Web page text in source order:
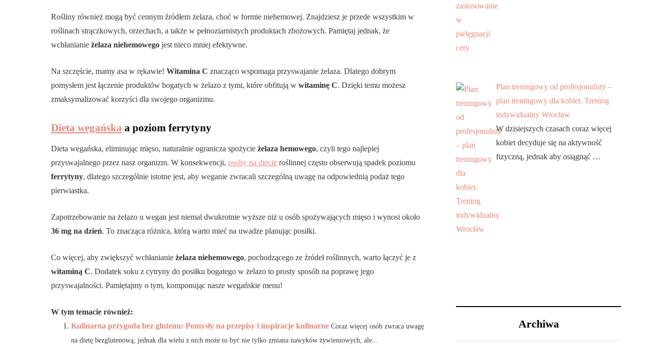
Rośliny również mogą być cennym źródłem żelaza, choć w formie niehemowej. Znajdziesz je przede wszystkim w
roślinach strączkowych, orzechach, a także w pełnoziarnistych produktach zbożowych. Pamiętaj jednak, że
wchłanianie żelaza niehemowego jest nieco mniej efektywne.
Na szczęście, mamy asa w rękawie! Witamina C znacząco wspomaga przyswajanie żelaza. Dlatego dobrym
pomysłem jest łączenie produktów bogatych w żelazo z tymi, które obfitują w witaminę C. Dzięki temu możesz
zmaksymalizować korzyści dla swojego organizmu.
Dieta wegańska a poziom ferrytyny
Dieta wegańska, eliminując mięso, naturalnie ogranicza spożycie żelaza hemowego, czyli tego najlepiej
przyswajalnego przez nasz organizm. W konsekwencji, osoby na diecie roślinnej często obserwują spadek poziomu
ferrytyny, dlatego szczególnie istotne jest, aby weganie zwracali szczególną uwagę na odpowiednią podaż tego
pierwiastka.
Zapotrzebowanie na żelazo u wegan jest niemal dwukrotnie wyższe niż u osób spożywających mięso i wynosi około
36 mg na dzień. To znacząca różnica, którą warto mieć na uwadze planując posiłki.
Co więcej, aby zwiększyć wchłanianie żelaza niehemowego, pochodzącego ze źródeł roślinnych, warto łączyć je z
witaminą C. Dodatek soku z cytryny do posiłku bogatego w żelazo to prosty sposób na poprawę jego
przyswajalności. Pamiętajmy o tym, komponując nasze wegańskie menu!
W tym temacie również:
Kulinarna przygoda bez glutenu: Pomysły na przepisy i inspiracje kulinarne Coraz więcej osób zwraca uwagę
na dietę bezglutenową, jednak dla wielu z nich może to być nie tylko zmiana nawyków żywieniowych, ale...
Plan treningowy od profesjonalisty –
plan treningowy dla kobiet. Trening
indywidualny Wrocław
W dzisiejszych czasach coraz więcej
kobiet decyduje się na aktywność
fizyczną, jednak aby osiągnąć …
Archiwa